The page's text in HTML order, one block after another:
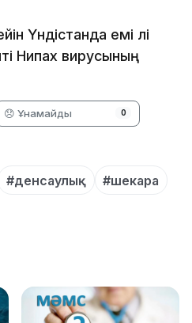
Үндістанда емі әлі
Нипах вирусының
😞 Ұнамайды 0
#денсаулық
#шекара